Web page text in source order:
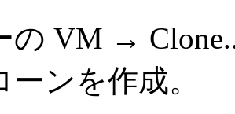
の VM →
ンを作成。